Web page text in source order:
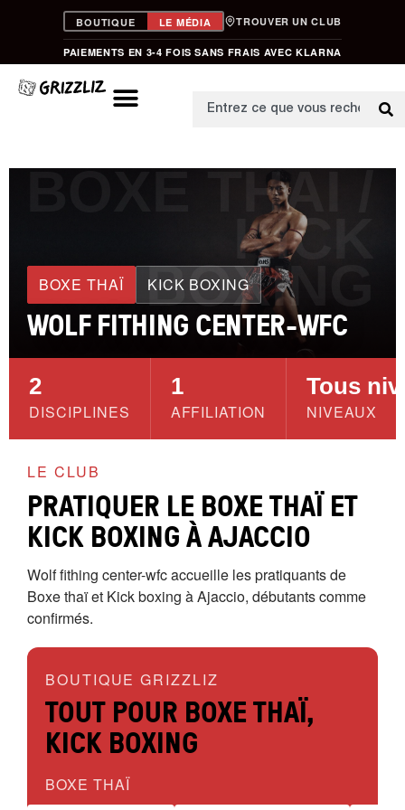
BOUTIQUE LE MÉDIA TROUVER UN CLUB
PAIEMENTS EN 3-4 FOIS SANS FRAIS AVEC KLARNA
BOXE THAÏ /
KICK
BOXING
BOXE THAÏ KICK BOXING
WOLF FITHING CENTER-WFC
2
DISCIPLINES
1
AFFILIATION
Tous
NIVEAUX
LE CLUB
PRATIQUER LE BOXE THAÏ ET
KICK BOXING À AJACCIO
Wolf fithing center-wfc accueille les pratiquants de
Boxe thaï et Kick boxing à Ajaccio, débutants comme
confirmés.
BOUTIQUE GRIZZLIZ
TOUT POUR BOXE THAÏ,
KICK BOXING
BOXE THAÏ